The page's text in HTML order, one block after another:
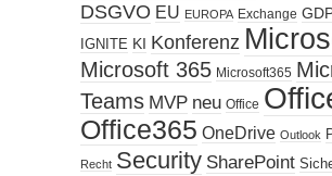
DSGVO EU EUROPA Exchange
IGNITE KI Konferenz
Microsoft 365 Microsoft365
Teams MVP neu Office
Office365 OneDrive Outlook
Recht Security SharePoint